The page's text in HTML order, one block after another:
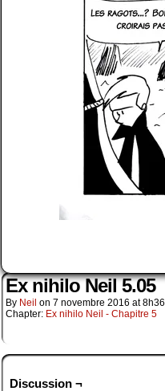
Ex nihilo Neil 5.05
By Neil on 7 novembre 2016 at8h36
Chapter: Ex nihilo Neil - Chapitre 5
Discussion ¬